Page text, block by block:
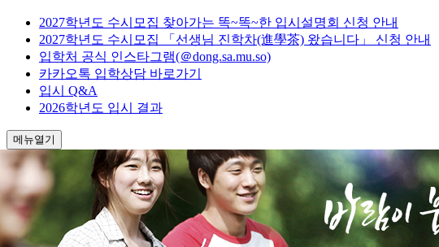
2027학년도 수시모집 찾아가는 똑~똑~한 입시설명회 신청 안내
2027학년도 수시모집 「선생님 진학차(進學茶) 왔습니다」 신청 안내
입학처 공식 인스타그램(＠dong.sa.mu.so)
카카오톡 입학상담 바로가기
입시 Q&A
2026학년도 입시 결과
메뉴열기